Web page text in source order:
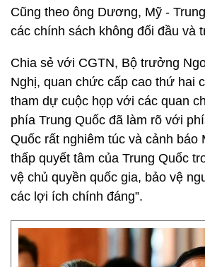
Cũng theo ông Dương, Mỹ -
các chính sách không đối đầu và
Chia sẻ với CGTN, Bộ trưởng
Nghị, quan chức cấp cao thứ hai
tham dự cuộc họp với các quan
phía Trung Quốc đã làm rõ với
Quốc rất nghiêm túc và cảnh báo
thấp quyết tâm của Trung Quốc
vệ chủ quyền quốc gia, bảo vệ
các lợi ích chính đáng”.